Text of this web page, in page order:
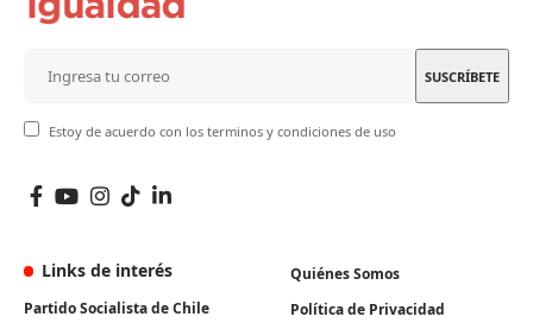
Estoy de acuerdo con los terminos y condiciones de uso
Links de interés
Partido Socialista de Chile
Quiénes Somos
Política de Privacidad